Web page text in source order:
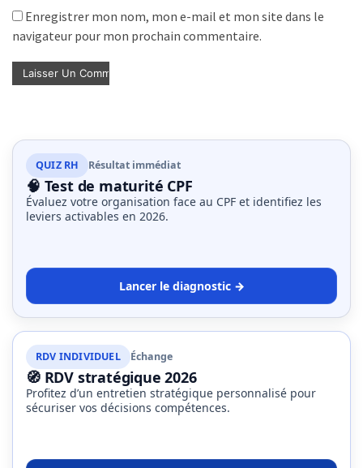
Enregistrer mon nom, mon e-mail et mon site dans le
navigateur pour mon prochain commentaire.
QUIZ RH Résultat immédiat
🧠 Test de maturité CPF
Évaluez votre organisation face au CPF et identifiez les
leviers activables en 2026.
Lancer le diagnostic →
RDV INDIVIDUEL Échange
🧭 RDV stratégique 2026
Profitez d’un entretien stratégique personnalisé pour
sécuriser vos décisions compétences.